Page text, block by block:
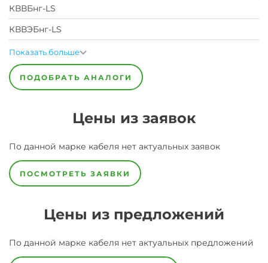
КВВБнг-LS
КВВЭБнг-LS
Показать больше
ПОДОБРАТЬ АНАЛОГИ
Цены из заявок
По данной марке кабеля нет актуальных заявок
ПОСМОТРЕТЬ ЗАЯВКИ
Цены из предложений
По данной марке кабеля нет актуальных предложений